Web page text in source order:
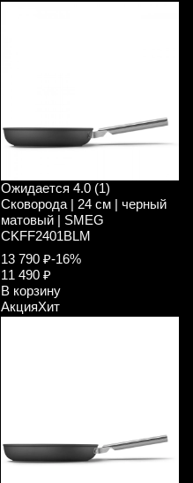
Ожидается 4.0 (1)
Сковорода | 24 см | черный
матовый | SMEG
CKFF2401BLM
13 790 ₽-16%
11 490 ₽
В корзину
АкцияХит